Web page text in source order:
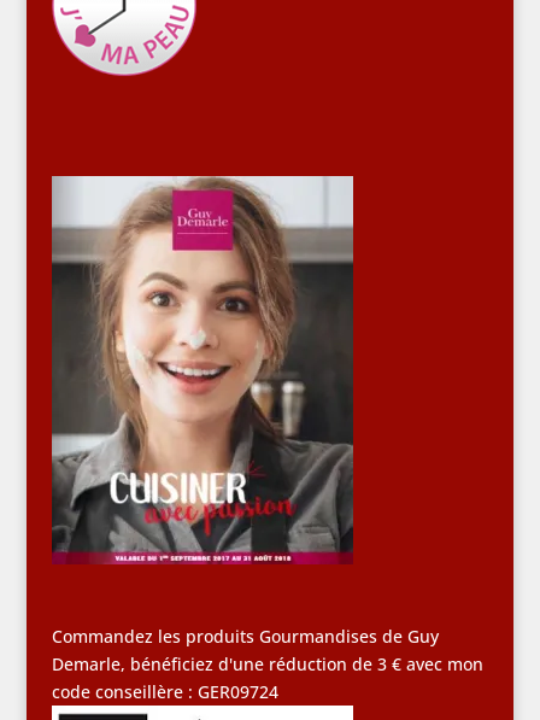
Commandez les produits Gourmandises de Guy
Demarle, bénéficiez d'une réduction de 3 € avec mon
code conseillère : GER09724